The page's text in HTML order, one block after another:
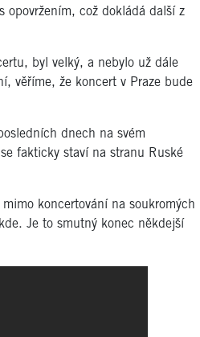
opovržením, což dokládá další z
byl velký, a nebylo už dále
věříme, že koncert v Praze bude
dnech na svém
fakticky staví na stranu Ruské
koncertování na soukromých
Je to smutný konec někdejší